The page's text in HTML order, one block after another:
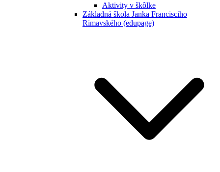
Aktivity v škôlke
Základná škola Janka Francisciho
Rimavského (edupage)